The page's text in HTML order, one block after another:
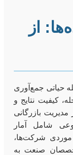
از
حیاتی جمع‌آوری
کیفیت نتایج و
مدیریت بازرگانی
شامل آمار
موردی شرکت‌ها،
صنعت به